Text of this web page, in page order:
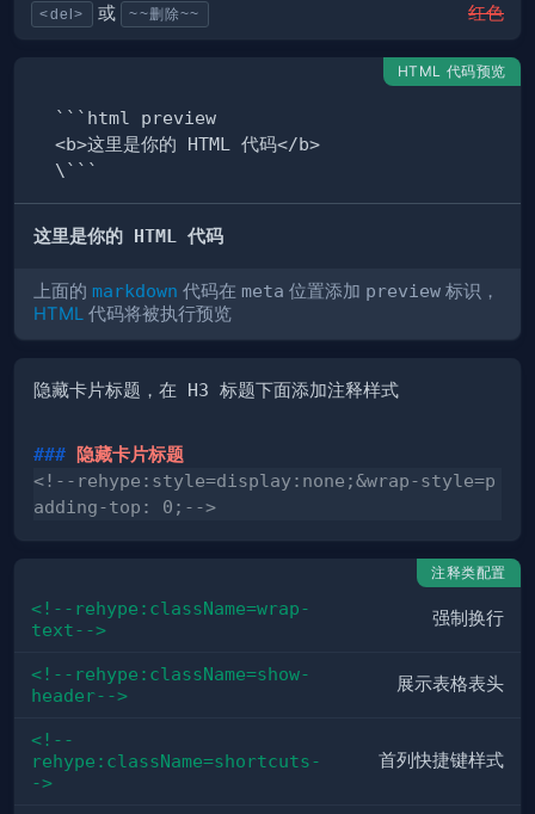
<del> 或 ~~删除~~ 红色
HTML 代码预览
这里是你的 HTML 代码
上面的 markdown 代码在 meta 位置添加 preview 标识，
HTML 代码将被执行预览
### 隐藏卡片标题
<!--rehype:style=display:none;&wrap-style=p
adding-top: 0;-->
注释类配置
<!--rehype:className=wrap-
text-->
强制 换行
<!--rehype:className=show-
header-->
展示表格表头
<!--
rehype:className=shortcuts-
->
首列快捷键样式